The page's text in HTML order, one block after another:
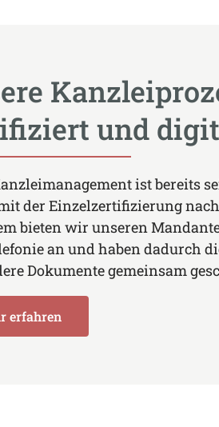
und
ist bereits
der Einzelzertifizierung nach
bieten wir unseren
an und haben dadurch
Dokumente gemeinsam
erfahren